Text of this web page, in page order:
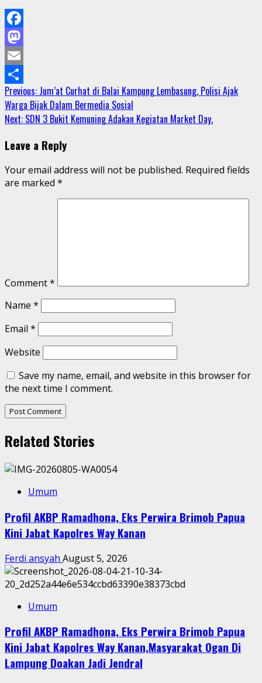
Facebook
Mastodon
Email
Share
Continue
Reading
Previous: Jum’at Curhat di Balai Kampung Lembasung, Polisi Ajak
Warga Bijak Dalam Bermedia Sosial
Next: SDN 3 Bukit Kemuning Adakan Kegiatan Market Day.
Leave a Reply
Your email address will not be published. Required fields
are marked *
Comment*
Name *
Email *
Website
Save my name, email, and website in this browser for
the next time I comment.
Related Stories
Umum
Profil AKBP Ramadhona, Eks Perwira Brimob Papua
Kini Jabat Kapolres Way Kanan
Ferdi ansyah August 5, 2026
Umum
Profil AKBP Ramadhona, Eks Perwira Brimob Papua
Kini Jabat Kapolres Way Kanan,Masyarakat Ogan Di
Lampung Doakan Jadi Jendral